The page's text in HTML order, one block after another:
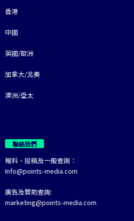
香港
中國
英國/歐洲
加拿大/北美
澳洲/亞太
聯絡我們
報料、投稿及一般查詢：
Info@points-media.com
廣告及贊助查詢:
marketing@points-media.com